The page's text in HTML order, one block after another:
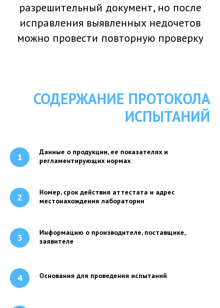
разрешительный документ, но после
исправления выявленных недочетов
можно провести повторную проверку
СОДЕРЖАНИЕ ПРОТОКОЛА
ИСПЫТАНИЙ
Данные о продукции, ее показателях и
регламентирующих нормах
Номер, срок действия аттестата и адрес
местонахождения лаборатории
Информацию о производителе, поставщике,
заявителе
Основания для проведения испытаний